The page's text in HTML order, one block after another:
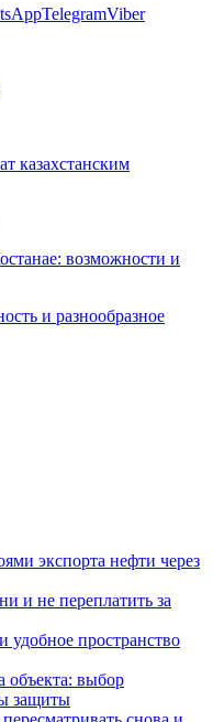
TelegramViber
казахстанским
возможности и
и разнообразное
экспорта нефти через
и не переплатить за
удобное пространство
объекта: выбор
защиты